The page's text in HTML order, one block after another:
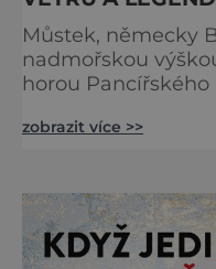
Můstek, německy
nadmořskou
horou
Šumavy. Přestože
Můstek si dodnes
charakter, klid a
šumavských
zobrazit více >>